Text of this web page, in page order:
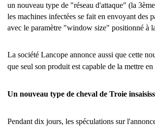
un nouveau type de "réseau d'attaque" (la
les machines infectées se fait en envoyant des
avec le paramètre "window size" positionné à
La société Lancope annonce aussi que cette
que seul son produit est capable de la mettre
Un nouveau type de cheval de Troie
Pendant dix jours, les spéculations sur